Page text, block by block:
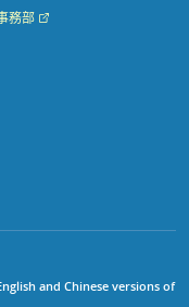
務部
and Chinese versions of